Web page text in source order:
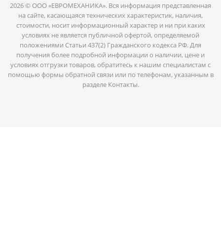
2026 © ООО «ЕВРОМЕХАНИКА». Вся информация представленная
на сайте, касающаяся технических характеристик, наличия,
стоимости, носит информационный характер и ни при каких
условиях не является публичной офертой, определяемой
положениями Статьи 437(2) Гражданского кодекса РФ. Для
получения более подробной информации о наличии, цене и
условиях отгрузки товаров, обратитесь к нашим специалистам с
помощью формы обратной связи или по телефонам, указанным в
разделе Контакты.